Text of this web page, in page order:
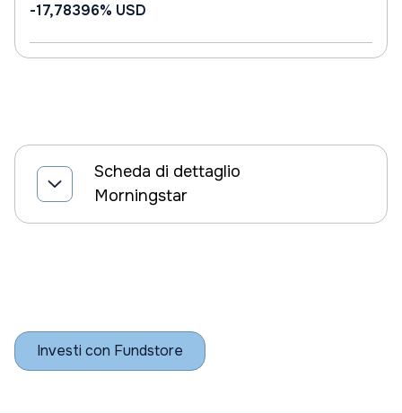
-17,78396% USD
Scheda di dettaglio
Morningstar
Investi con Fundstore